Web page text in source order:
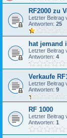
RF2000 zu
Letzter Beitrag
Antworten: 25
hat jemand
Letzter Beitrag
Antworten: 4
Verkaufe
Letzter Beitrag
Antworten: 9
RF 1000
Letzter Beitrag
Antworten: 1